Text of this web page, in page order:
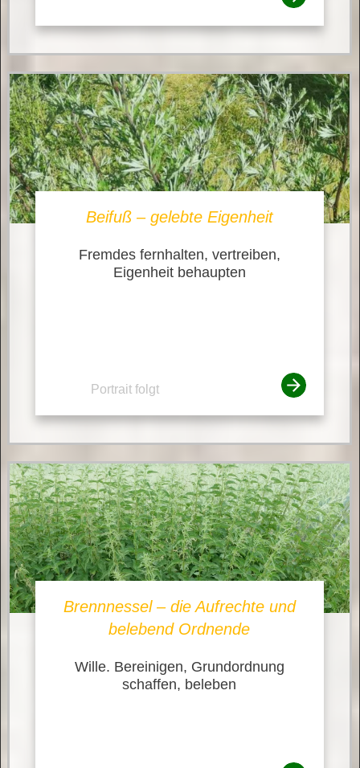
Beifuß – gelebte Eigenheit
Fremdes fernhalten, vertreiben,
Eigenheit behaupten
Portrait folgt
Brennnessel – die Aufrechte und
belebend Ordnende
Wille. Bereinigen, Grundordnung
schaffen, beleben